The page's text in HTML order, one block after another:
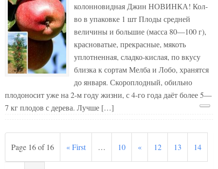
колонновидная Джин НОВИНКА! Кол-
во в упаковке 1 шт Плоды средней
величины и большие (масса 80—100 г),
красноватые, прекрасные, мякоть
уплотненная, сладко-кислая, по вкусу
близка к сортам Мелба и Лобо, хранятся
до января. Скороплодный, обильно
плодоносит уже на 2-м году жизни, с 4-го года даёт более 5—
7 кг плодов с дерева. Лучше […]
Page 16 of 16 « First … 10 « 12 13 14